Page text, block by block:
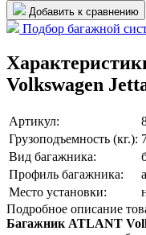
Добавить к сравнению
Подбор багажной
Volkswagen
Артикул:
Грузоподъемность (кг.):
Вид багажника:
Профиль багажника:
Место установки:
Подробное описание
Багажник ATLANT